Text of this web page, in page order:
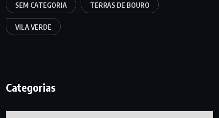
SEM CATEGORIA TERRAS DE BOURO
VILA VERDE
Categorias